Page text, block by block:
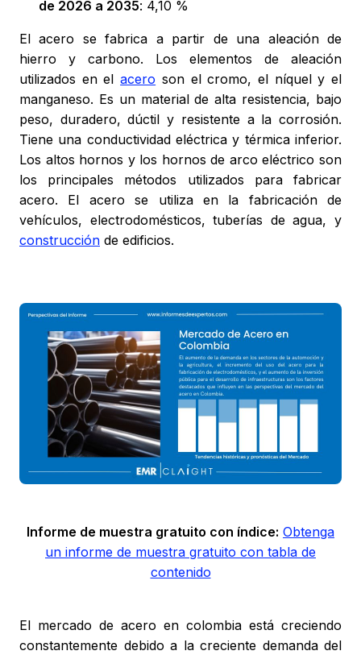
de 2026 a 2035: 4,10 %
El acero se fabrica a partir de una aleación de
hierro y carbono. Los elementos de aleación
utilizados en elacero son el cromo, el níquel y el
manganeso. Es un material de alta resistencia, bajo
peso, duradero, dúctil y resistente a la corrosión.
Tiene una conductividad eléctrica y térmica inferior.
Los altos hornos y los hornos de arco eléctrico son
los principales métodos utilizados para fabricar
acero. El acero se utiliza en la fabricación de
vehículos, electrodomésticos, tuberías de agua, y
construcción de edificios.
Informe de muestra gratuito con índice: Obtenga
un informe de muestra gratuito con tabla de
contenido
El mercado de acero en colombia está creciendo
constantemente debido a la creciente demanda del